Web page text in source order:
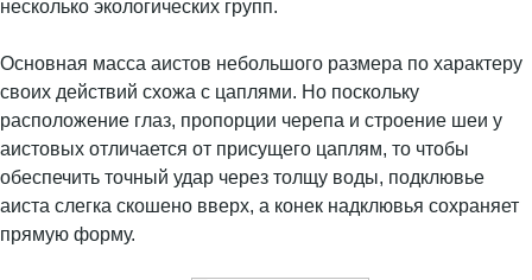
несколько экологических групп.
Основная масса аистов небольшого размера по характеру
своих действий схожа с цаплями. Но поскольку
расположение глаз, пропорции черепа и строение шеи у
аистовых отличается от присущего цаплям, то чтобы
обеспечить точный удар через толщу воды, подклювье
аиста слегка скошено вверх, а конек надклювья сохраняет
прямую форму.